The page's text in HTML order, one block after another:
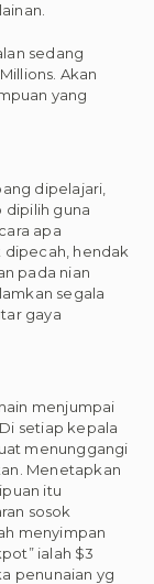
sedang
Akan
yang
dipelajari,
dipilih guna
apa
hendak
pada nian
segala
gaya
menjumpai
setiap kepala
menunggangi
Menetapkan
itu
sosok
menyimpan
ialah $3
penunaian yg